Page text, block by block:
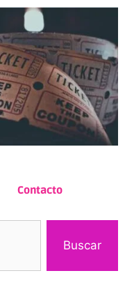
Contacto
Buscar